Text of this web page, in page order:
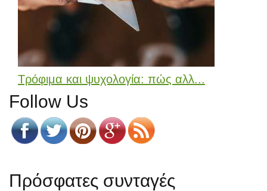
Τρόφιμα και ψυχολογία: πώς αλλ...
Follow Us
Πρόσφατες συνταγές